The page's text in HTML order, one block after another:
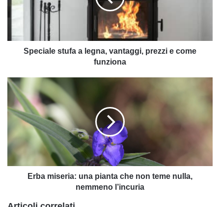
e
funziona
Speciale stufa a legna, vantaggi, prezzi e come
funziona
Erba
miseria:
pianta
teme
nulla,
nemmeno
l’incuriaErba miseria: una pianta che non teme nulla,
nemmeno l’incuria